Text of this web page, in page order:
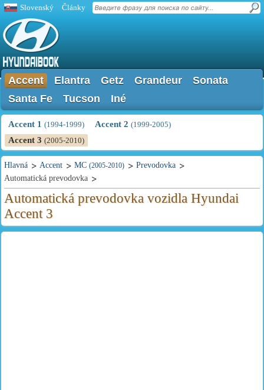
Slovenský Články
Accent Elantra Getz Grandeur
Sonata
Santa Fe
Tucson Iné
Accent 1 (1994-1999) Accent 2 (1999-2005)
Accent 3 (2005-2010)
Hlavná Accent MC (2005-2010)
Prevodovka
Automatická prevodovka
Automatická prevodovka vozidla Hyundai
Accent 3